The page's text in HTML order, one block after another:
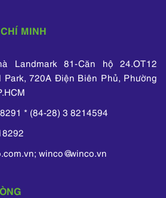
MINH
Landmark 81-Căn hộ 24.OT12
Park, 720A Điện Biên Phủ, Phường
* (84-28) 3 8214594
winco@winco.vn